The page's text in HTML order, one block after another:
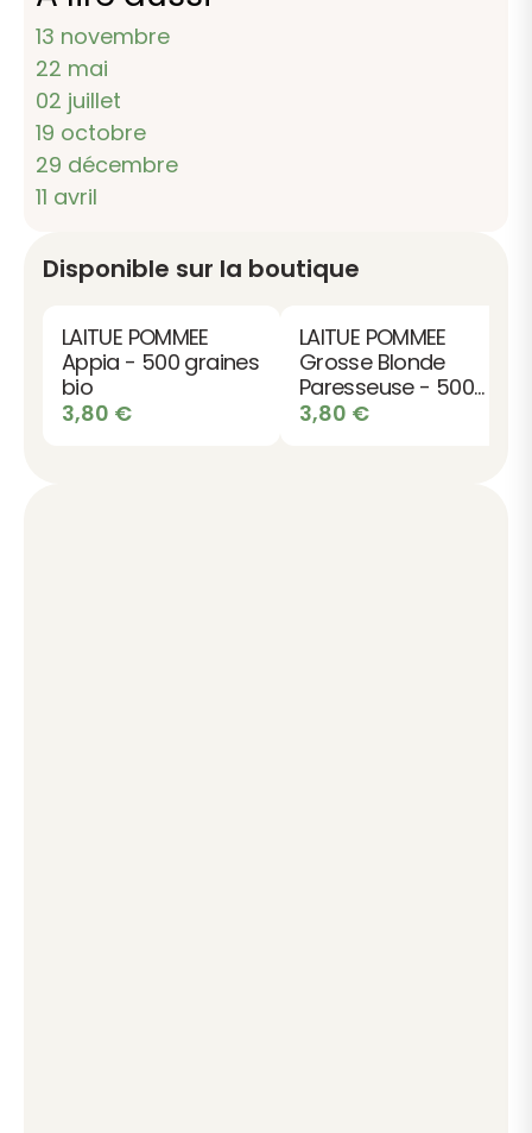
13 novembre
22 mai
02 juillet
19 octobre
29 décembre
11 avril
Disponible sur la boutique
LAITUE POMMEE
Appia - 500 graines
bio
3,80 €
LAITUE POMMEE
Grosse Blonde
Paresseuse - 500
graines bio
3,80 €